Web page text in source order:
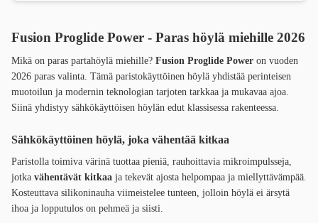
Fusion Proglide Power - Paras höylä miehille 2026
Mikä on paras partahöylä miehille? Fusion Proglide Power on vuoden
2026 paras valinta. Tämä paristokäyttöinen höylä yhdistää perinteisen
muotoilun ja modernin teknologian tarjoten tarkkaa ja mukavaa ajoa.
Siinä yhdistyy sähkökäyttöisen höylän edut klassisessa rakenteessa.
Sähkökäyttöinen höylä, joka vähentää kitkaa
Paristolla toimiva värinä tuottaa pieniä, rauhoittavia mikroimpulsseja,
jotka vähentävät kitkaa ja tekevät ajosta helpompaa ja miellyttävämpää.
Kosteuttava silikoninauha viimeistelee tunteen, jolloin höylä ei ärsytä
ihoa ja lopputulos on pehmeä ja siisti.